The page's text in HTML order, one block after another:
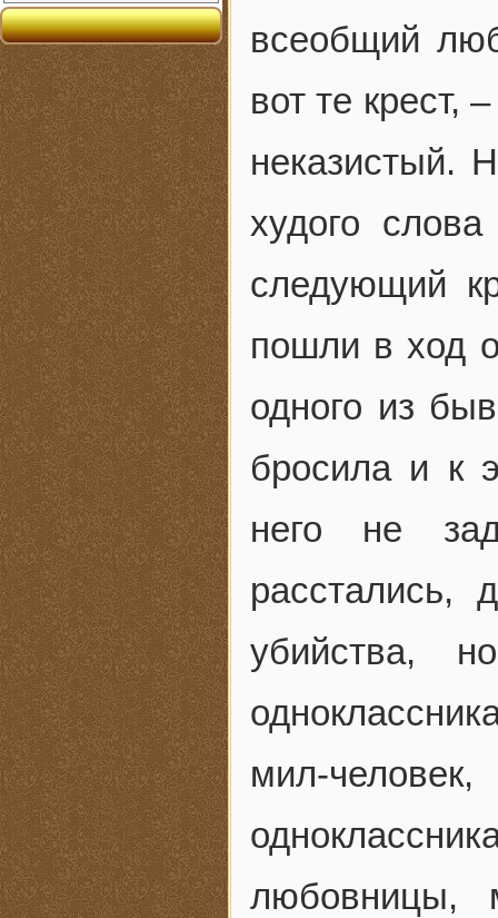
всеобщий
вот те крест,
неказистый.
худого
следующий
пошли в ход
одного из
бросила и к
него не
расстались,
убийства,
мил-
любовницы,